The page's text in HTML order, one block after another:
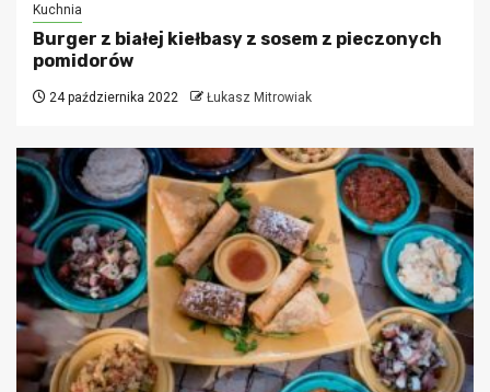
Kuchnia
Burger z białej kiełbasy z sosem z pieczonych
pomidorów
24 października 2022 Łukasz Mitrowiak